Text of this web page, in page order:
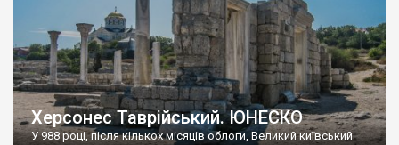
Херсонес Таврійський. ЮНЕСКО
У 988 році, після кількох місяців облоги, Великий київський